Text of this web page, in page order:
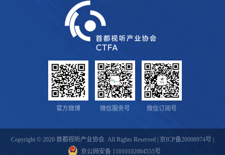
官方微博 微信服务号 微信订阅号
Copyright © 2020 首都视听产业协会. All Rights Reserved | 京ICP备20006974号
京公网安备 11010102004555号